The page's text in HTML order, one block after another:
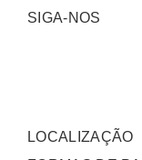
SIGA-NOS
LOCALIZAÇÃO